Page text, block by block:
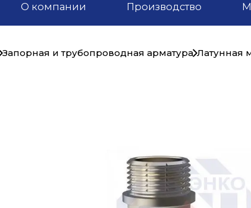
О компании Производство
Запорная и трубопроводная арматура Латунная